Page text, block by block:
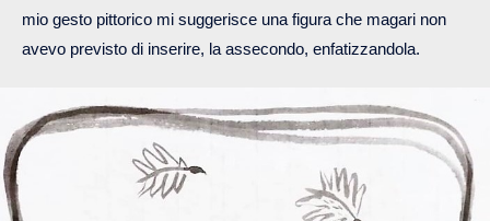
mio gesto pittorico mi suggerisce una figura che magari non
avevo previsto di inserire, la assecondo, enfatizzandola.